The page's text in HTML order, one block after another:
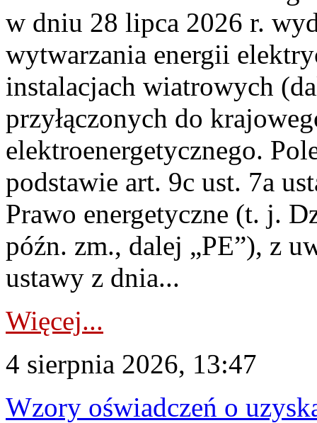
w dniu 28 lipca 2026 r.
wytwarzania energii
instalacjach wiatrowych
przyłączonych do
elektroenergetycznego.
podstawie art. 9c ust. 7a
Prawo energetyczne (t. j.
późn. zm., dalej „PE”), z
ustawy z dnia...
Więcej...
4 sierpnia 2026, 13:47
Wzory oświadczeń o